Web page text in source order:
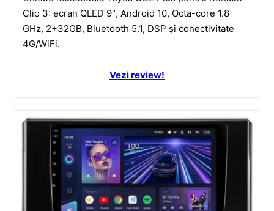
Clio 3: ecran QLED 9″, Android 10, Octa-core 1.8
GHz, 2+32GB, Bluetooth 5.1, DSP și conectivitate
4G/WiFi.
Vezi review!